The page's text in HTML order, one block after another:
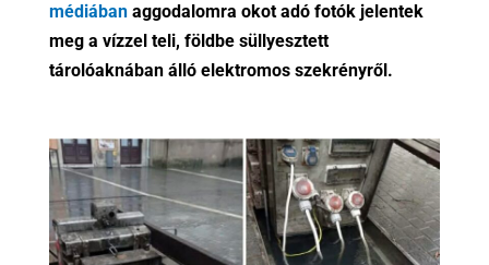
médiában aggodalomra okot adó fotók jelentek
meg a vízzel teli, földbe süllyesztett
tárolóaknában álló elektromos szekrényről.